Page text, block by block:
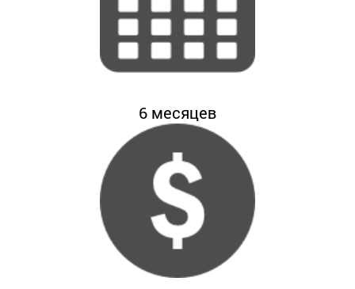
6 месяцев